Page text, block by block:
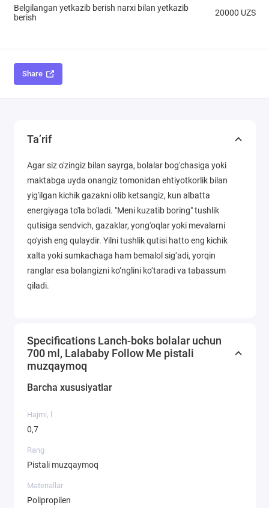
Belgilangan yetkazib berish narxi bilan yetkazib
berish
20000 UZS
Share
Ta’rif
Agar siz o'zingiz bilan sayrga, bolalar bog'chasiga yoki
maktabga uyda onangiz tomonidan ehtiyotkorlik bilan
yig'ilgan kichik gazakni olib ketsangiz, kun albatta
energiyaga to'la bo'ladi. "Meni kuzatib boring" tushlik
qutisiga sendvich, gazaklar, yong'oqlar yoki mevalarni
qo'yish eng qulaydir. Yilni tushlik qutisi hatto eng kichik
xalta yoki sumkachaga ham bemalol sig‘adi, yorqin
ranglar esa bolangizni ko‘nglini ko‘taradi va tabassum
qiladi.
Specifications Lanch-boks bolalar uchun
700 ml, Lalababy Follow Me pistali
muzqaymoq
Barcha xususiyatlar
Hajmi, l
0,7
Rang
Pistali muzqaymoq
Materiallar
Polipropilen